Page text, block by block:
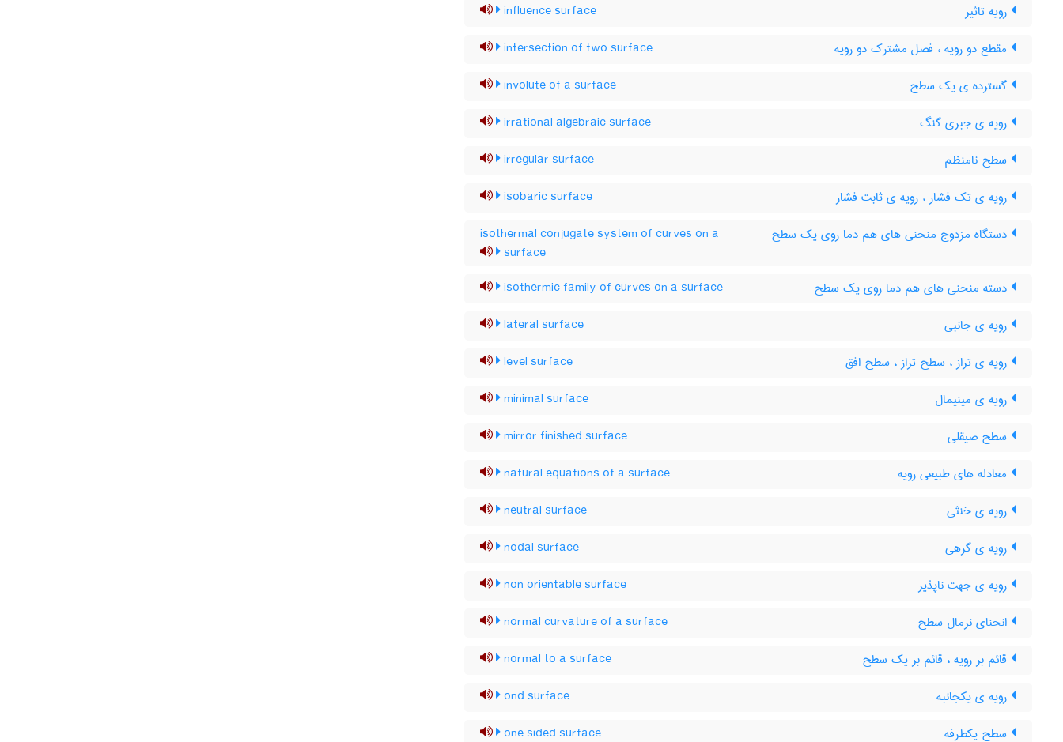
رویه تاثیر influence surface
مقطع دو رویه ، فصل مشترک دو رویه intersection of two surface
گسترده ی یک سطح involute of a surface
رویه ی جبری گنگ irrational algebraic surface
سطح نامنظم irregular surface
رویه ی تک فشار ، رویه ی ثابت فشار isobaric surface
دستگاه مزدوج منحنی های هم دما روی یک سطح
isothermal conjugate system of curves on a
surface
دسته منحنی های هم دما روی یک سطح isothermic family of curves on a surface
رویه ی جانبی lateral surface
رویه ی تراز ، سطح تراز ، سطح افق level surface
رویه ی مینیمال minimal surface
سطح صیقلی mirror finished surface
معادله های طبیعی رویه natural equations of a surface
رویه ی خنثی neutral surface
رویه ی گرهی nodal surface
رویه ی جهت ناپذیر non orientable surface
انحنای نرمال سطح normal curvature of a surface
قائم بر رویه ، قائم بر یک سطح normal to a surface
رویه ی یکجانبه ond surface
سطح یکطرفه one sided surface